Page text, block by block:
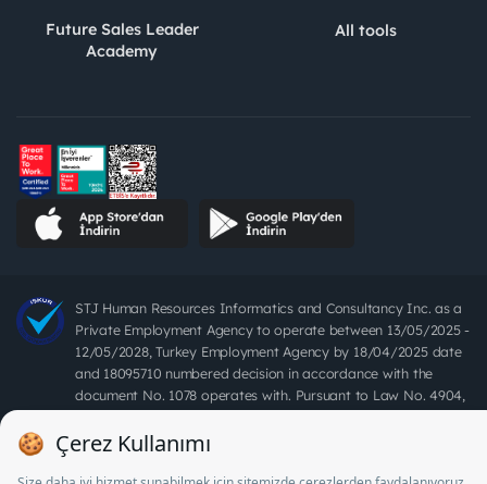
Future Sales Leader
Academy
All tools
STJ Human Resources Informatics and Consultancy Inc. as a
Private Employment Agency to operate between 13/05/2025 -
12/05/2028, Turkey Employment Agency by 18/04/2025 date
and 18095710 numbered decision in accordance with the
document No. 1078 operates with. Pursuant to Law No. 4904,